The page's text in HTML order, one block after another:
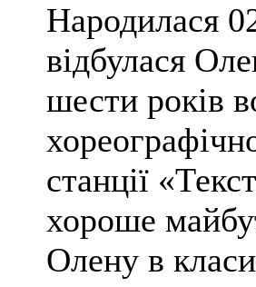
Народилася
відбулася
шести років
станції
хороше
Олену в